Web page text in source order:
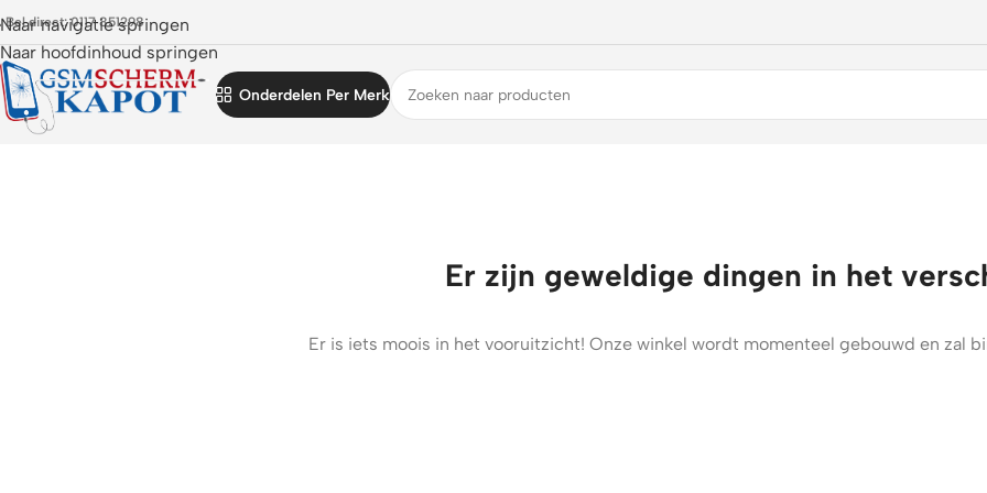
Naar navigatie springen
Naar hoofdinhoud springen
Bel direct: 0117 851298
Onderdelen Per Merk
Er zijn geweldige dingen in het
Er is iets moois in het vooruitzicht! Onze winkel wordt momenteel gebouwd en zal